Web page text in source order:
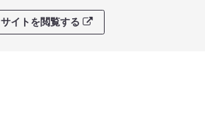
サイトを閲覧する